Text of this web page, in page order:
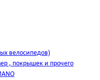
велосипедов)
, покрышек и прочего